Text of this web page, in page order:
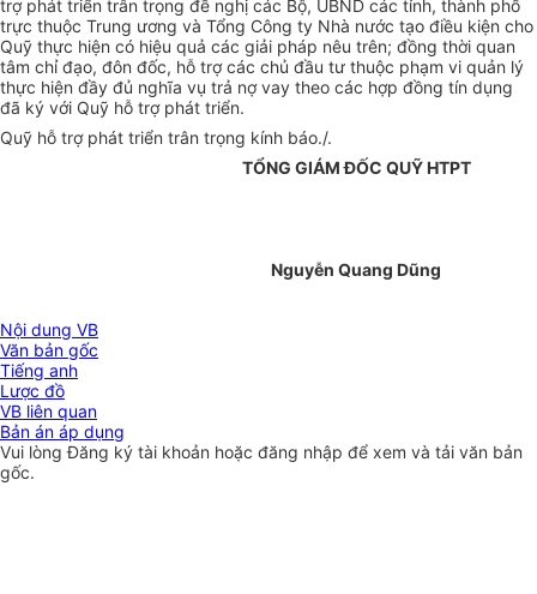
trợ phát triển trân trọng đề nghị các Bộ, UBND các tỉnh, thành phố
trực thuộc Trung ương và Tổng Công ty Nhà nước tạo điều kiện cho
Quỹ thực hiện có hiệu quả các giải pháp nêu trên; đồng thời quan
tâm chỉ đạo, đôn đốc, hỗ trợ các chủ đầu tư thuộc phạm vi quản lý
thực hiện đầy đủ nghĩa vụ trả nợ vay theo các hợp đồng tín dụng
đã ký với Quỹ hỗ trợ phát triển.
Quỹ hỗ trợ phát triển trân trọng kính báo./.
TỔNG GIÁM ĐỐC QUỸ HTPT
Nguyễn Quang Dũng
Nội dung VB
Văn bản gốc
Tiếng anh
Lược đồ
VB liên quan
Bản án áp dụng
Vui lòngĐăng ký tài khoản hoặc đăng nhập để xem và tải văn bản
gốc.